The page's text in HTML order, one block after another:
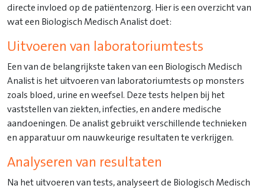
directe invloed op de patiëntenzorg. Hier is een overzicht van
wat een Biologisch Medisch Analist doet:
Uitvoeren van laboratoriumtests
Een van de belangrijkste taken van een Biologisch Medisch
Analist is het uitvoeren van laboratoriumtests op monsters
zoals bloed, urine en weefsel. Deze tests helpen bij het
vaststellen van ziekten, infecties, en andere medische
aandoeningen. De analist gebruikt verschillende technieken
en apparatuur om nauwkeurige resultaten te verkrijgen.
Analyseren van resultaten
Na het uitvoeren van tests, analyseert de Biologisch Medisch